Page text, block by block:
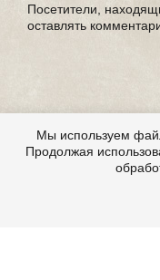
Посетители,
оставлять
Мы используем
Продолжая